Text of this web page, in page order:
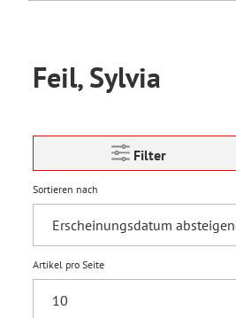
Feil, Sylvia
Filter
Sortieren nach
Artikel pro Seite